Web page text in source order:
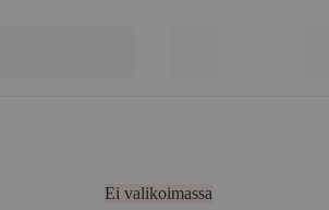
Ei valikoimassa